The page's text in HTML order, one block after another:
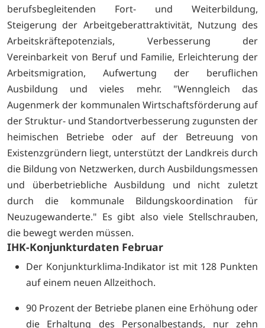
berufsbegleitenden Fort- und Weiterbildung,
Steigerung der Arbeitgeberattraktivität, Nutzung des
Arbeitskräftepotenzials, Verbesserung der
Vereinbarkeit von Beruf und Familie, Erleichterung der
Arbeitsmigration, Aufwertung der beruflichen
Ausbildung und vieles mehr. "Wenngleich das
Augenmerk der kommunalen Wirtschaftsförderung auf
der Struktur- und Standortverbesserung zugunsten der
heimischen Betriebe oder auf der Betreuung von
Existenzgründern liegt, unterstützt der Landkreis durch
die Bildung von Netzwerken, durch Ausbildungsmessen
und überbetriebliche Ausbildung und nicht zuletzt
durch die kommunale Bildungskoordination für
Neuzugewanderte." Es gibt also viele Stellschrauben,
die bewegt werden müssen.
IHK-Konjunkturdaten Februar
Der Konjunkturklima-Indikator ist mit 128 Punkten
auf einem neuen Allzeithoch.
90 Prozent der Betriebe planen eine Erhöhung oder
die Erhaltung des Personalbestands, nur zehn